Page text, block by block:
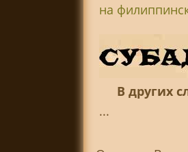
на
В других
...